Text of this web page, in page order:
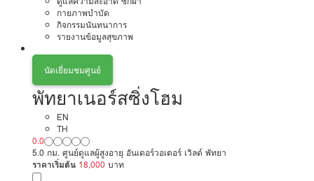
กายภาพบำบัด
กิจกรรมนันทนาการ
รายงานข้อมูลสุขภาพ
นัดเยี่ยมชมศูนย์
พัทยาเนอร์สซิ่งโฮม
EN
TH
0.0
5.0 กม. ศูนย์ดูแลผู้สูงอายุ อันเดอร์วอเตอร์ เวิลด์ พัทยา
ราคาเริ่มต้น 18,000 บาท